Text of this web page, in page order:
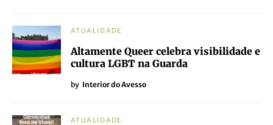
ATUALIDADE
Altamente Queer celebra visibilidade e
cultura LGBT na Guarda
by Interior do Avesso
ATUALIDADE